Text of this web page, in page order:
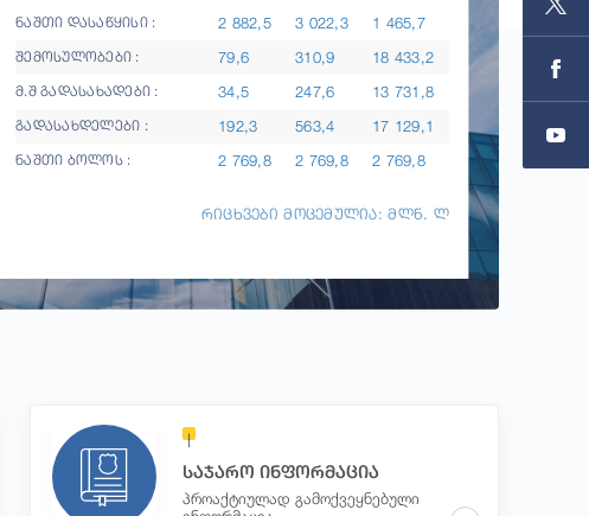
ნაშთი დასაწყისი : 2 882,5 3 022,3 1 465,7
შემოსულობები : 79,6 310,9 18 433,2
მ.შ გადასახადები : 34,5 247,6 13 731,8
გადასახდელები : 192,3 563,4 17 129,1
ნაშთი ბოლოს : 2 769,8 2 769,8 2 769,8
რიცხვები მოცემულია: მლნ. ლ
საჯარო ინფორმაცია
პროაქტიულად გამოქვეყნებული